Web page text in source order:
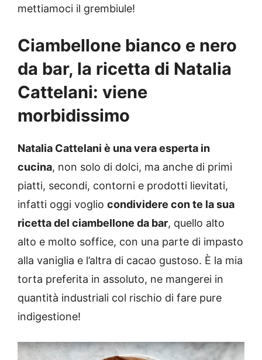
mettiamoci il grembiule!
Ciambellone bianco e nero
da bar, la ricetta di Natalia
Cattelani: viene
morbidissimo
Natalia Cattelani è una vera esperta in
cucina, non solo di dolci, ma anche di primi
piatti, secondi, contorni e prodotti lievitati,
infatti oggi voglio condividere con te la sua
ricetta del ciambellone da bar, quello alto
alto e molto soffice, con una parte di impasto
alla vaniglia e l’altra di cacao gustoso. È la mia
torta preferita in assoluto, ne mangerei in
quantità industriali col rischio di fare pure
indigestione!